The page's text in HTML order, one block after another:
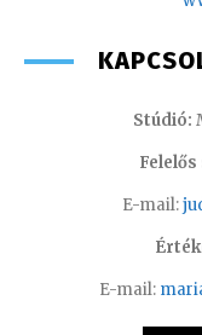
Stúdió:
E-mail:
E-mail: